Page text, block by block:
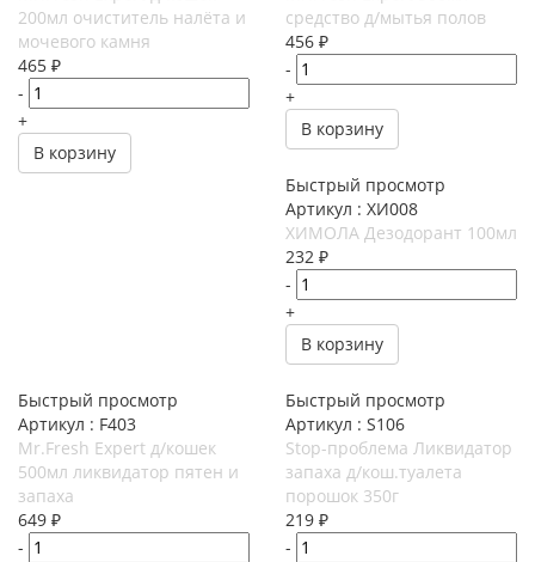
200мл очиститель налёта и
мочевого камня
465 ₽
-
+
В корзину
средство д/мытья полов
456 ₽
-
+
В корзину
Быстрый просмотр
Артикул : ХИ008
ХИМОЛА Дезодорант 100мл
232 ₽
-
+
В корзину
Быстрый просмотр
Артикул : F403
Mr.Fresh Expert д/кошек
500мл ликвидатор пятен и
запаха
649 ₽
-
Быстрый просмотр
Артикул : S106
Stop-проблема Ликвидатор
запаха д/кош.туалета
порошок 350г
219 ₽
-